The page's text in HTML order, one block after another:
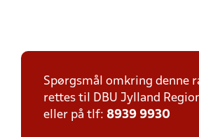
Spørgsmål omkring denne
rettes til DBU Jylland
eller på tlf: 8939 9930